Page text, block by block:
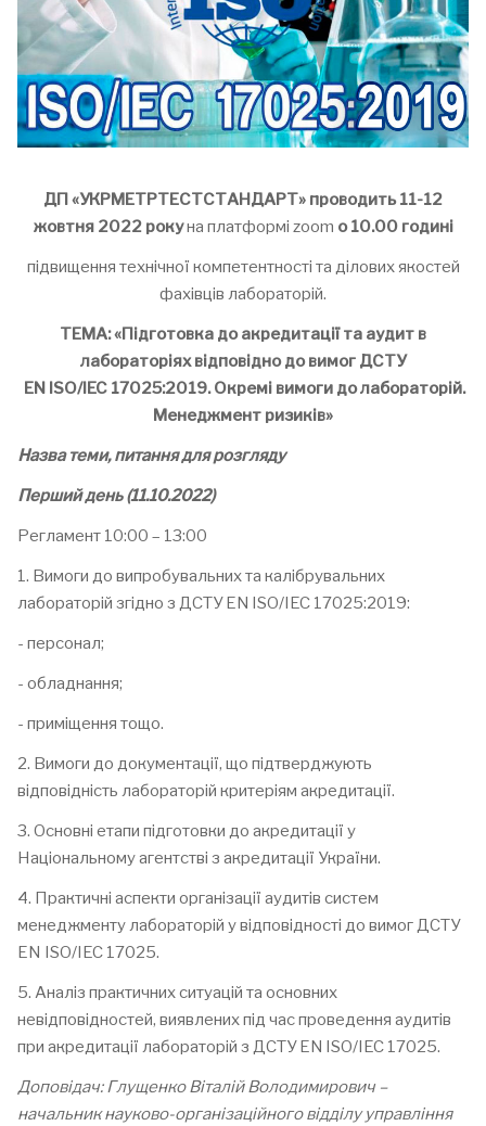
ДП «УКРМЕТРТЕСТСТАНДАРТ» проводить 11-12
жовтня 2022рокуна платформі zoom о 10.00 годині
підвищення технічної компетентності та ділових якостей
фахівців лабораторій.
ТЕМА: «Підготовка до акредитації та аудит в
лабораторіях відповідно до вимог ДСТУ
EN ISO/IEC 17025:2019. Окремі вимоги до лабораторій.
Менеджмент ризиків»
Назва теми, питання для розгляду
Перший день (11.10.2022)
Регламент 10:00 – 13:00
1. Вимоги до випробувальних та калібрувальних
лабораторій згідно з ДСТУ EN ISO/IEC 17025:2019:
- персонал;
- обладнання;
- приміщення тощо.
2. Вимоги до документації, що підтверджують
відповідність лабораторій критеріям акредитації.
3. Основні етапи підготовки до акредитації у
Національному агентстві з акредитації України.
4. Практичні аспекти організації аудитів систем
менеджменту лабораторій у відповідності до вимог ДСТУ
EN ISO/IEC 17025.
5. Аналіз практичних ситуацій та основних
невідповідностей, виявлених під час проведення аудитів
при акредитації лабораторій з ДСТУ EN ISO/IEC 17025.
Доповідач:Глущенко Віталій Володимирович –
начальник науково-організаційного відділу управління